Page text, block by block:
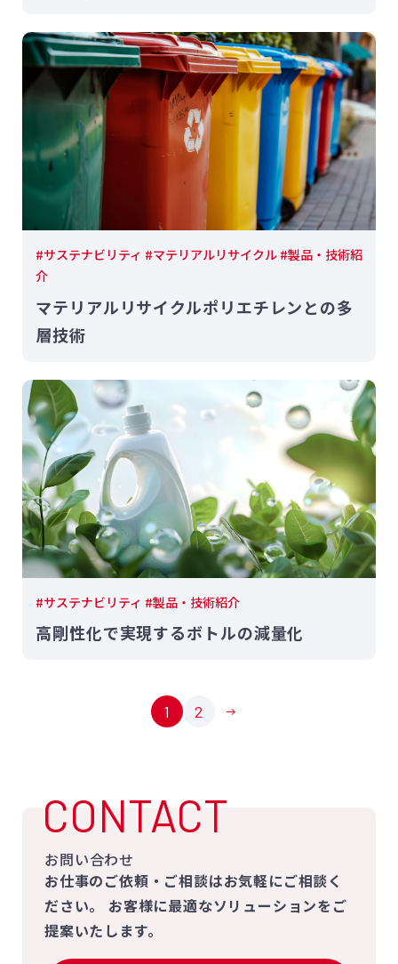
#サステナビリティ #マテリアルリサイクル #製品・技術紹
介
マテリアルリサイクルポリエチレンとの多
層技術
#サステナビリティ #製品・技術紹介
高剛性化で実現するボトルの減量化
1 2
CONTACT
お問い合わせ
お仕事のご依頼・ご相談はお気軽にご相談く
ださい。
お客様に最適なソリューションをご
提案いたします。